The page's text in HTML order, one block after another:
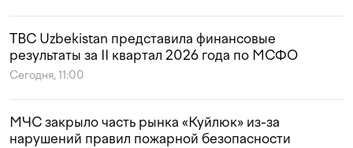
TBC Uzbekistan представила финансовые
результаты за II квартал 2026 года по МСФО
Сегодня, 11:00
МЧС закрыло часть рынка «Куйлюк» из-за
нарушений правил пожарной безопасности